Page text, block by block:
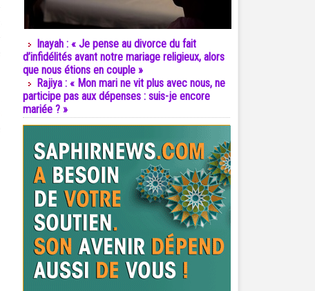
Inayah : « Je pense au divorce du fait
d’infidélités avant notre mariage religieux, alors
que nous étions en couple »
Rajiya : « Mon mari ne vit plus avec nous, ne
participe pas aux dépenses : suis-je encore
mariée ? »